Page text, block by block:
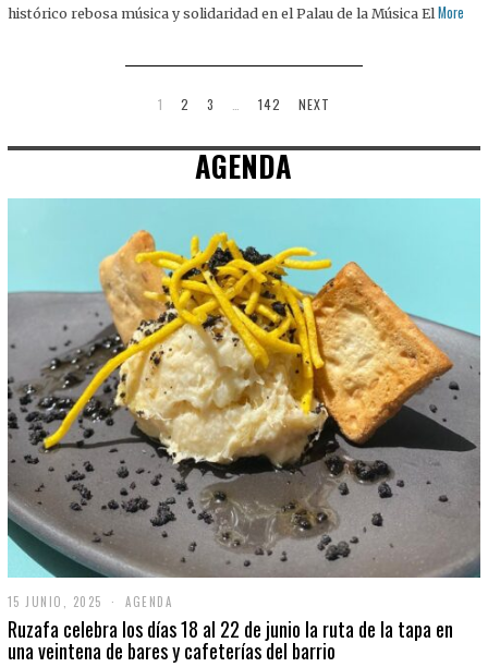
histórico rebosa música y solidaridad en el Palau de la Música El More
1 2 3 142 NEXT
AGENDA
15 JUNIO, 2025
J
U
AGENDA
Ruzafa celebra los días 18 al 22 de junio la ruta de la tapa en
una veintena de bares y cafeterías del barrio